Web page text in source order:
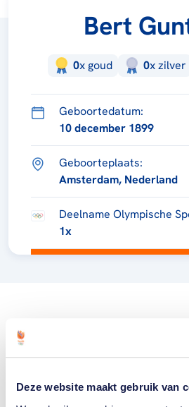
Deze website maakt gebruik van
Bert
0x goud 0xzilver
Geboortedatum:
10 december 1899
Geboorteplaats:
Amsterdam, Nederland
Deelname Olympische
1x